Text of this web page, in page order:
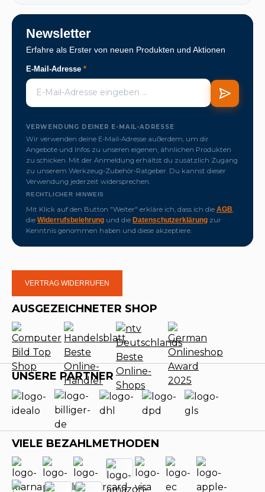
Newsletter
Erfahre als Erster von neuen Produkten und Aktionen
E-Mail-Adresse *
VERWENDUNG DEINER E-MAIL-ADRESSE
Wir verwenden deine E-Mail-Adresse außerdem, um dir
Angebote und Infos zu unseren eigenen, ähnlichen Produkten
zu schicken. Mit der Anmeldung erhältst du zusätzlich Zugang
zu unserem Werkzeug-Zubehör-Ratgeber. Du kannst dieser
Verwendung jederzeit widersprechen.
RECHTLICHER HINWEIS
Mit Klick auf den Button "Weiter" erkläre ich, dass ich die AGB
die Widerrufsbelehrung und die Datenschutzerklärung zur
Kenntnis genommen haben und diese akzeptiere.
VERTRAG WIDERRUFEN
AUSGEZEICHNETER SHOP
UNSERE PARTNER
VIELE BEZAHLMETHODEN